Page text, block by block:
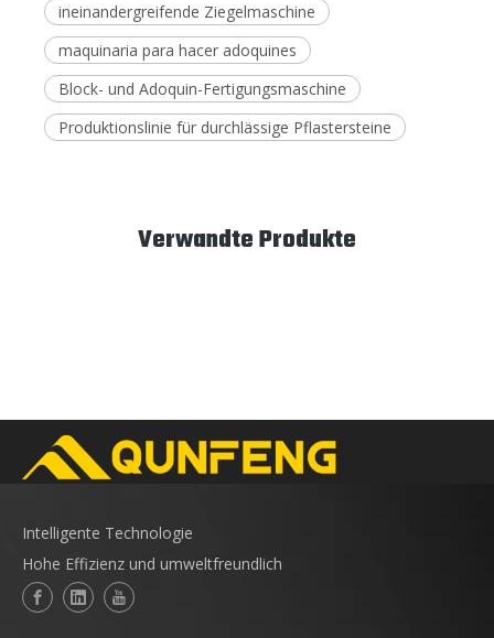
ineinandergreifende Ziegelmaschine
maquinaria para hacer adoquines
Block- und Adoquin-Fertigungsmaschine
Produktionslinie für durchlässige Pflastersteine
Verwandte Produkte
Intelligente Technologie
Hohe Effizienz und umweltfreundlich